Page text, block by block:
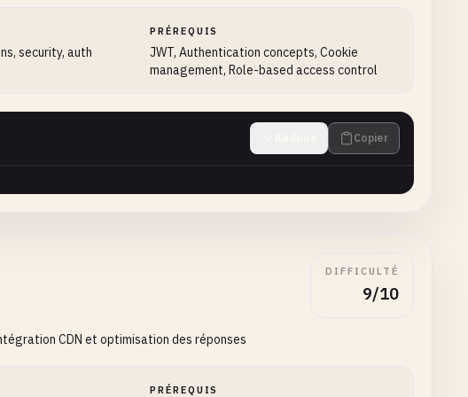
security, auth
PRÉREQUIS
JWT, Authentication concepts, Cookie
management, Role-based access control
Copier
CDN et optimisation des réponses
DIFFICULTÉ
9/10
PRÉREQUIS